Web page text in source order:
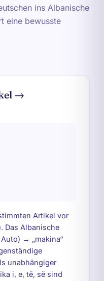
ins Albanische
eine bewusste
→
Artikel vor
Das Albanische
→ „makina“
unabhängiger
i, e, të, së sind